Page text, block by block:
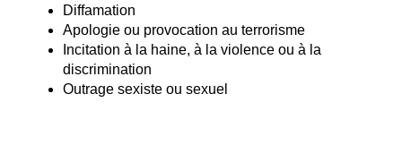
Diffamation
Apologie ou provocation au terrorisme
Incitation à la haine, à la violence ou à la
discrimination
Outrage sexiste ou sexuel